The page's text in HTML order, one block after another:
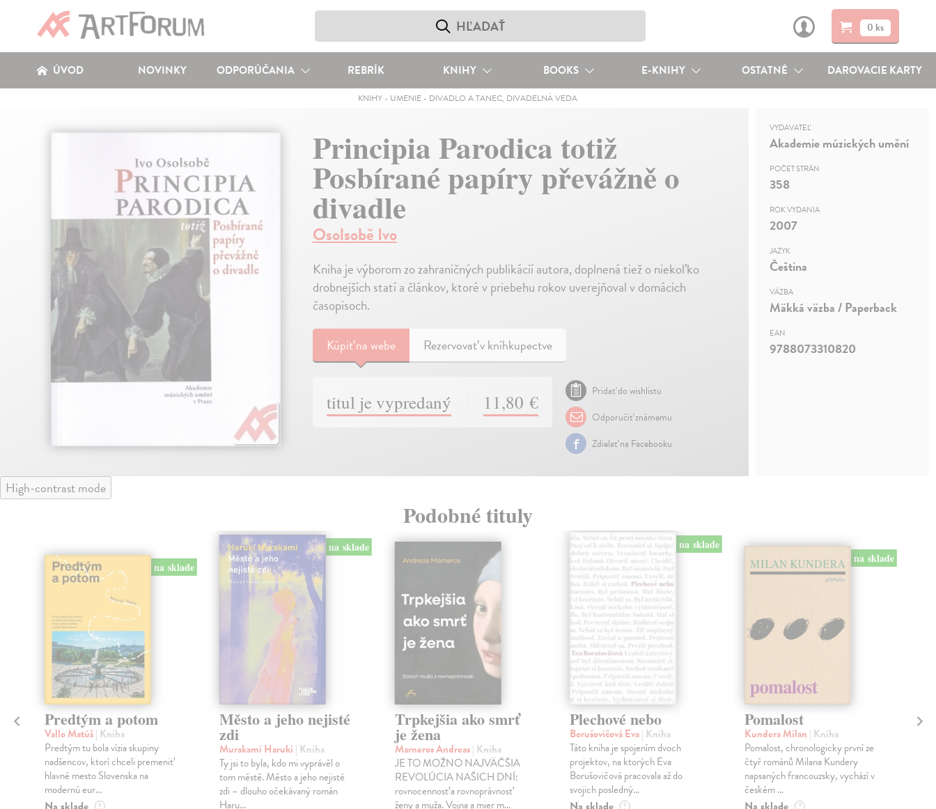
0 ks
ÚVOD NOVINKY ODPORÚČANIA REBRÍK KNIHY BOOKS E-KNIHY OSTATNÉ DAROVACIE KARTY
KNIHY - UMENIE - DIVADLO A TANEC, DIVADELNÁ VEDA
Principia Parodica totiž
Posbírané papíry převážně o
divadle
Osolsobě Ivo
Kniha je výborom zo zahraničných publikácií autora, doplnená tiež o niekoľko
drobnejších statí a článkov, ktoré v priebehu rokov uverejňoval v domácich
časopisoch.
Kúpiťna webe Rezervovať v kníhkupectve
titul je vypredaný 11,80 €
Pridať do wishlistu
Odporučiť známemu
Zdielať na Facebooku
VYDAVATEĽ
Akademie múzických umění
POČET STRÁN
358
ROK VYDANIA
2007
JAZYK
Čeština
VÄZBA
Mäkká väzba / Paperback
EAN
9788073310820
High-contrast mode
Podobné tituly
na sklade
Predtým a potom
Vallo Matúš| Kniha
Predtým tu bola vízia skupiny
nadšencov, ktorí chceli premeniť
hlavné mesto Slovenska na
modernú eur...
?
na sklade
Město a jeho nejisté
zdi
Murakami Haruki | Kniha
Ty jsi to byla, kdo mi vyprávěl o
tom městě. Město a jeho nejisté
zdi – dlouho očekávaný román
Haru...
Trpkejšia ako smrť
je žena
Marneros Andreas| Kniha
JE TO MOŽNO NAJVÄČŠIA
REVOLÚCIA NAŠICH DNÍ:
rovnocennosť a rovnoprávnosť
ženy a muža. Vojna a mier m...
na sklade
Plechové nebo
Borušovičová Eva| Kniha
Táto kniha je spojením dvoch
projektov, na ktorých Eva
Borušovičová pracovala až do
svojich posledný...
?
na sklade
Pomalost
Kundera Milan | Kniha
Pomalost, chronologicky první ze
čtyř románů Milana Kundery
napsaných francouzsky, vychází v
českém ...
?